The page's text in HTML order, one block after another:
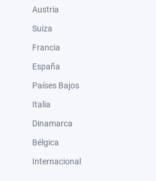
Austria
Suiza
Francia
España
Países Bajos
Italia
Dinamarca
Bélgica
Internacional